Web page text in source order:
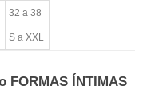
32 a 38
S a XXL
FORMAS ÍNTIMAS